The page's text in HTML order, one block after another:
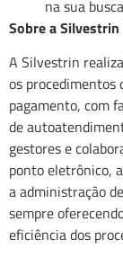
na sua
Sobre a Silvestrin
A Silvestrin
os procedimentos
pagamento, com
de
gestores e
ponto eletrônico,
a administração
sempre
eficiência dos